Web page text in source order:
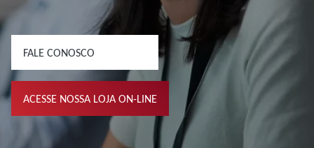
FALE CONOSCO
ACESSE NOSSA LOJA ON-LINE